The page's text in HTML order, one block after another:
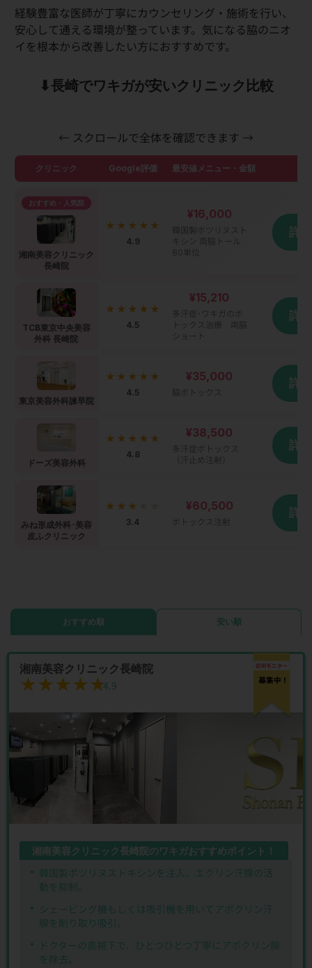
経験豊富な医師が丁寧にカウンセリング・施術を行い、
安心して通える環境が整っています。気になる脇のニオ
イを根本から改善したい方におすすめです。
⬇︎長崎でワキガが安いクリニック比較
← スクロールで全体を確認できます →
クリニック Google評価 最安値メニュー・金額
おすすめ・人気院
湘南美容クリニック
長崎院
★★★★★
4.9
¥16,000
韓国製ボツリヌスト
キシン 両脇トール
80単位
詳
TCB東京中央美容
外科 長崎院
★★★★★
4.5
¥15,210
多汗症･ワキガのボ
トックス治療 両脇
ショート
詳
東京美容外科諫早院
★★★★★
4.5
¥35,000
脇ボトックス
詳
ドーズ美容外科
★★★★★
4.8
¥38,500
多汗症ボトックス
（汗止め注射）
詳
みね形成外科･美容
皮ふクリニック
★★★
3.4
¥60,500
ボトックス注射
詳
おすすめ順 安い順
湘南美容クリニック長崎院
★★★★★
★★★★★4.9
湘南美容クリニック長崎院のワキガおすすめポイント！
韓国製ボツリヌストキシンを注入、エクリン汗腺の活
動を抑制。
シェービング機もしくは吸引機を用いてアポクリン汗
腺を削り取り吸引。
ドクターの直視下で、ひとつひとつ丁寧にアポクリン腺
を除去。